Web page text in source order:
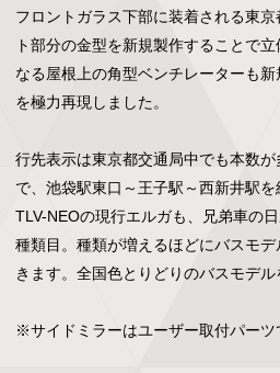
フロントガラス下部に装着される東
ト部分の金型を新規製作することで
なる屋根上の角型ベンチレーターも
を極力再現しました。
行先表示は東京都交通局中でも本数
で、池袋駅東口～王子駅～西新井駅を
TLV-NEOの現行エルガも、兄弟車の
種類目。種類が増えるほどにバスモ
きます。全国色とりどりのバスモデル
※サイドミラーはユーザー取付パーツ